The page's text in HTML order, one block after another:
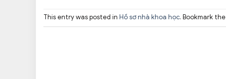
This entry was posted in Hồ sơ nhà khoa học. Bookmark the